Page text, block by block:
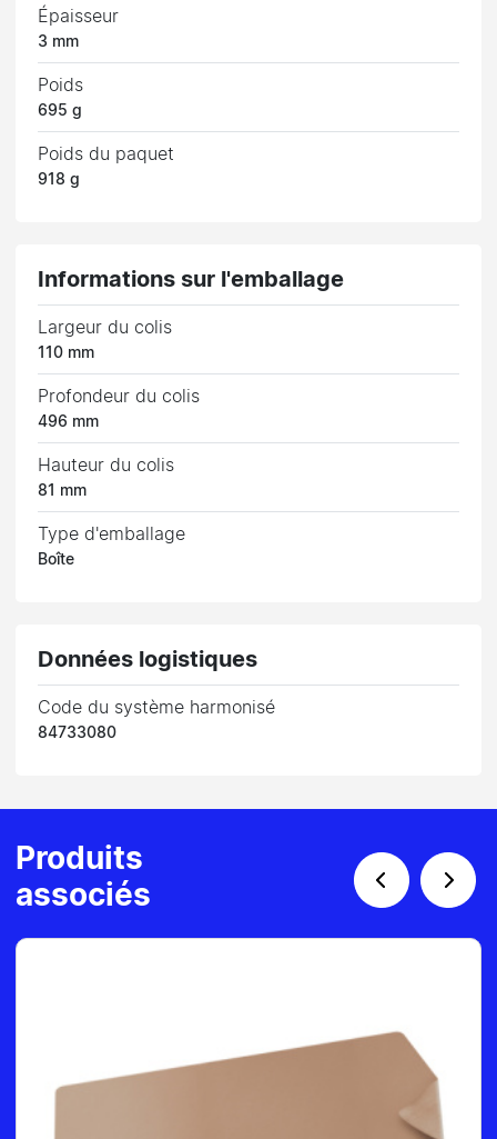
Épaisseur
3 mm
Poids
695 g
Poids du paquet
918 g
Informations sur l'emballage
Largeur du colis
110 mm
Profondeur du colis
496 mm
Hauteur du colis
81 mm
Type d'emballage
Boîte
Données logistiques
Code du système harmonisé
84733080
Produits
associés